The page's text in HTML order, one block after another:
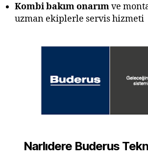
Kombi bakım onarımve
uzman ekiplerle servis hizmeti
Narlıdere Buderus